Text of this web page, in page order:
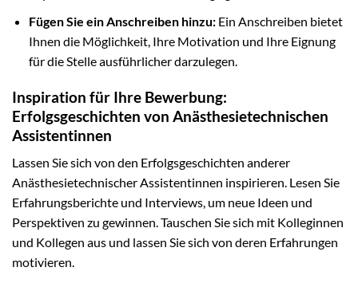
Fügen Sie ein Anschreiben hinzu:Ein Anschreiben bietet
Ihnen die Möglichkeit, Ihre Motivation und Ihre Eignung
für die Stelle ausführlicher darzulegen.
Inspiration für Ihre Bewerbung:
Erfolgsgeschichten von Anästhesietechnischen
Assistentinnen
Lassen Sie sich von den Erfolgsgeschichten anderer
Anästhesietechnischer Assistentinnen inspirieren. Lesen Sie
Erfahrungsberichte und Interviews, um neue Ideen und
Perspektiven zu gewinnen. Tauschen Sie sich mit Kolleginnen
und Kollegen aus und lassen Sie sich von deren Erfahrungen
motivieren.